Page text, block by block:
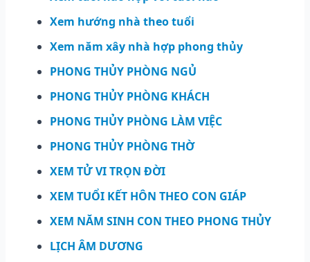
Xem hướng nhà theo tuổi
Xem năm xây nhà hợp phong thủy
PHONG THỦY PHÒNG NGỦ
PHONG THỦY PHÒNG KHÁCH
PHONG THỦY PHÒNG LÀM VIỆC
PHONG THỦY PHÒNG THỜ
XEM TỬ VI TRỌN ĐỜI
XEM TUỔI KẾT HÔN THEO CON GIÁP
XEM NĂM SINH CON THEO PHONG THỦY
LỊCH ÂM DƯƠNG